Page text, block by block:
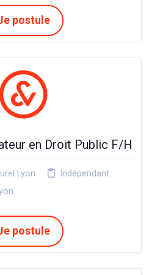
postule
en Droit Public F/H
Lyon
Indépendant
postule